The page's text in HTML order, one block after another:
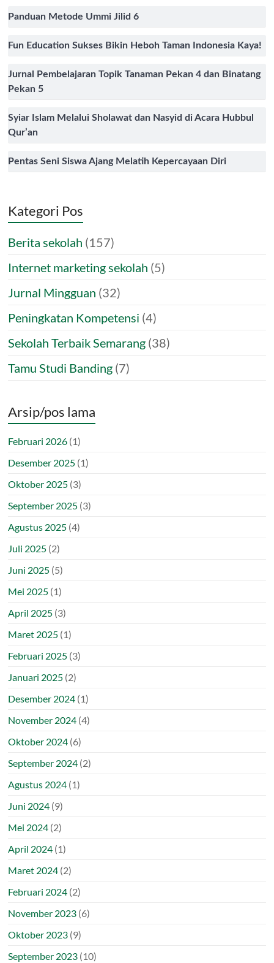
Panduan Metode Ummi Jilid 6
Fun Education Sukses Bikin Heboh Taman Indonesia Kaya!
Jurnal Pembelajaran Topik Tanaman Pekan 4 dan Binatang
Pekan 5
Syiar Islam Melalui Sholawat dan Nasyid di Acara Hubbul
Qur’an
Pentas Seni Siswa Ajang Melatih Kepercayaan Diri
Kategori Pos
Berita sekolah (157)
Internet marketing sekolah (5)
Jurnal Mingguan (32)
Peningkatan Kompetensi (4)
Sekolah Terbaik Semarang (38)
Tamu Studi Banding (7)
Arsip/pos lama
Februari 2026 (1)
Desember 2025 (1)
Oktober 2025 (3)
September 2025 (3)
Agustus 2025 (4)
Juli 2025 (2)
Juni 2025 (5)
Mei 2025 (1)
April 2025 (3)
Maret 2025 (1)
Februari 2025 (3)
Januari 2025 (2)
Desember 2024 (1)
November 2024 (4)
Oktober 2024 (6)
September 2024 (2)
Agustus 2024 (1)
Juni 2024 (9)
Mei 2024 (2)
April 2024 (1)
Maret 2024 (2)
Februari 2024 (2)
November 2023 (6)
Oktober 2023 (9)
September 2023 (10)